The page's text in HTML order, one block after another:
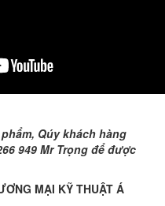
Qúy khách hàng
949 Mr Trọng để được
MẠI KỸ THUẬT Á